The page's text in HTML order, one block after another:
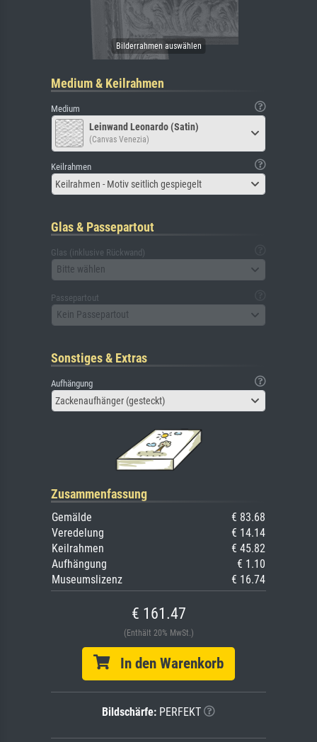
Medium & Keilrahmen
Medium
Leinwand Leonardo (Satin)
(Canvas Venezia)
Keilrahmen
Keilrahmen - Motiv seitlich gespiegelt
Glas & Passepartout
Glas (inklusive Rückwand)
Bitte wählen
Passepartout
Kein Passepartout
Sonstiges & Extras
Aufhängung
Zackenaufhänger (gesteckt)
Zusammenfassung
Gemälde
€ 83.68
Veredelung
€ 14.14
Keilrahmen
€ 45.82
Aufhängung
€ 1.10
Museumslizenz
€ 16.74
€ 161.47
(Enthält 20% MwSt.)
In den Warenkorb
Bildschärfe: PERFEKT